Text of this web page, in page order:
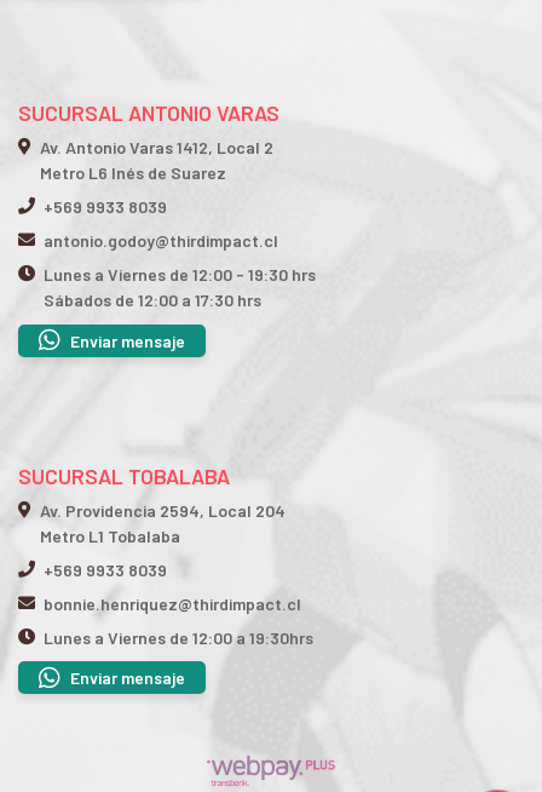
SUCURSAL ANTONIO VARAS
Av. Antonio Varas 1412, Local 2
Metro L6 Inés de Suarez
+569 9933 8039
antonio.godoy@thirdimpact.cl
Lunes a Viernes de 12:00 - 19:30 hrs
Sábados de 12:00 a 17:30 hrs
Enviar mensaje
SUCURSAL TOBALABA
Av. Providencia 2594, Local 204
Metro L1 Tobalaba
+569 9933 8039
bonnie.henriquez@thirdimpact.cl
Lunes a Viernes de 12:00 a 19:30hrs
Enviar mensaje